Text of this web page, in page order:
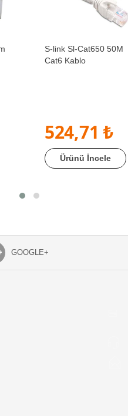
S-link Sl-Cat650 50M
Cat6 Kablo
524,71 ₺
Ürünü İncele
GOOGLE+